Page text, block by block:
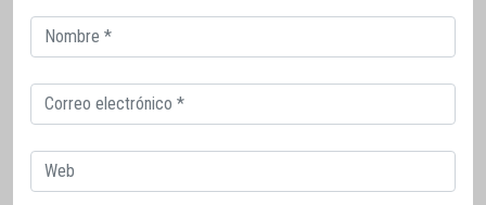
Correo
electrónico
Correo
electrónico
Web